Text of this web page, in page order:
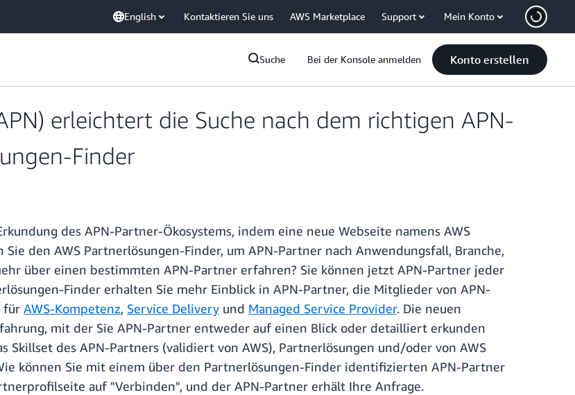
English Kontaktieren Sie uns AWS Marketplace Support Mein Konto
Suche Bei der Konsole anmelden Konto erstellen
erleichtert die Suche nach dem richtigen APN-
Finder
des APN-Partner-Ökosystems, indem eine neue Webseite namens AWS
den AWS Partnerlösungen-Finder, um APN-Partner nach Anwendungsfall, Branche,
über einen bestimmten APN-Partner erfahren? Sie können jetzt APN-Partner jeder
Finder erhalten Sie mehr Einblick in APN-Partner, die Mitglieder von APN-
für AWS-Kompetenz, Service Delivery und Managed Service Provider. Die neuen
mit der Sie APN-Partner entweder auf einen Blick oder detailliert erkunden
Skillset des APN-Partners (validiert von AWS), Partnerlösungen und/oder von AWS
können Sie mit einem über den Partnerlösungen-Finder identifizierten APN-Partner
auf "Verbinden", und der APN-Partner erhält Ihre Anfrage.